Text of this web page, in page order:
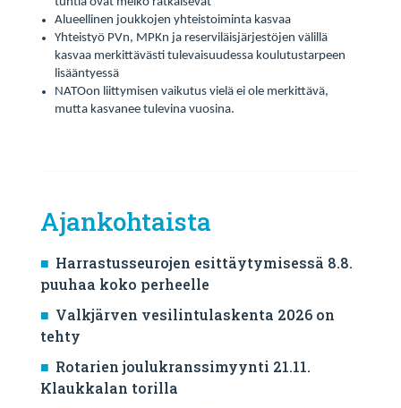
Alueellinen joukkojen yhteistoiminta kasvaa
Yhteistyö PVn, MPKn ja reserviläisjärjestöjen välillä
kasvaa merkittävästi tulevaisuudessa koulutustarpeen
lisääntyessä
NATOon liittymisen vaikutus vielä ei ole merkittävä,
mutta kasvanee tulevina vuosina.
Ajankohtaista
Harrastusseurojen esittäytymisessä 8.8.
puuhaa koko perheelle
Valkjärven vesilintulaskenta 2026 on
tehty
Rotarien joulukranssimyynti 21.11.
Klaukkalan torilla